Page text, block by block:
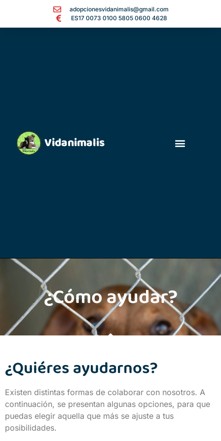
adopcionesvidanimalis@gmail.com
ES17 0073 0100 5805 0600 4628
Vidanimalis
¿Cómo ayudar?
¿Quiéres ayudarnos?
Existen distintas formas de colaborar con nosotros. A
continuación, se presentan algunas opciones, para que
puedas elegir aquella que más se ajuste a tus
posibilidades.